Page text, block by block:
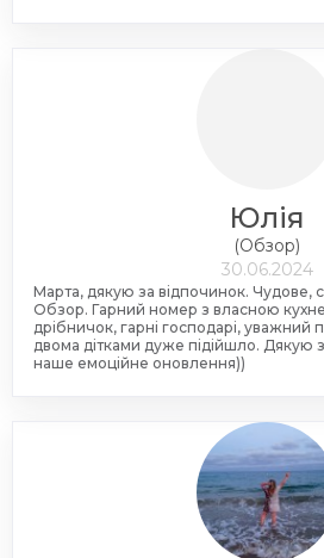
Юлія
(Обзор)
30.06.2024
Марта, дякую за відпочинок. Чудове,
Обзор. Гарний номер з власною
дрібничок, гарні господарі, уважний
двома дітками дуже підійшло. Дякую
наше емоційне оновлення))